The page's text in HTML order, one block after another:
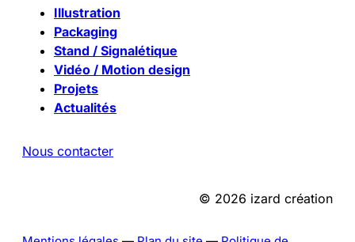
Illustration
Packaging
Stand / Signalétique
Vidéo / Motion design
Projets
Actualités
Nous contacter
© 2026 izard création